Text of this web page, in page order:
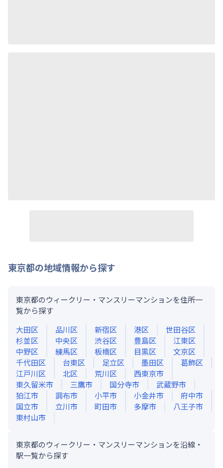
東京都の地域情報から探す
東京都のウィークリー・マンスリーマンションを住所一
覧から探す
大田区
品川区 新宿区 港区
世田谷区
杉並区
中央区 渋谷区 豊島区
江東区
中野区
練馬区 板橋区 目黒区
文京区
千代田区
台東区 足立区 墨田区
葛飾区
江戸川区
北区 荒川区
西東京市
東久留米市
三鷹市 国分寺市
武蔵野市
狛江市
調布市 小平市 小金井市
府中市
国立市
立川市 町田市 多摩市
八王子市
東村山市
東京都のウィークリー・マンスリーマンションを沿線・
駅一覧から探す